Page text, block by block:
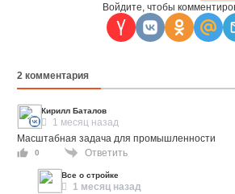
Войдите, чтобы
2 комментария
Кирилл Баталов
1 месяц назад
Масштабная задача для промышленности
0 Ответить
Все о стройке
1 месяц назад